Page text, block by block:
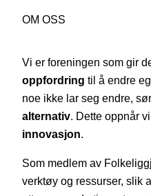
OM OSS
Vi er foreningen som gir
oppfordring til å endre
noe ikke lar seg endre,
alternativ. Dette oppnår
innovasjon.
Som medlem av
verktøy og ressurser, slik